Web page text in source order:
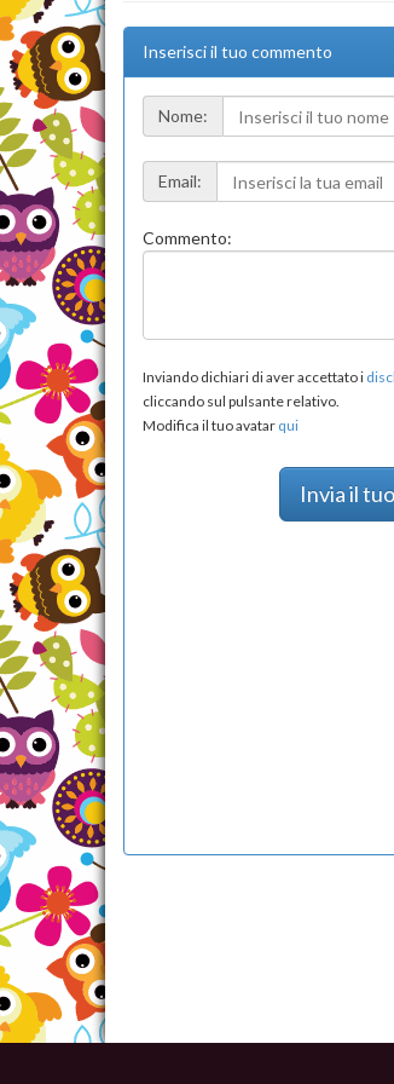
Inserisci il tuo commento
Nome:
Email:
Commento:
Inviando dichiari di aver accettato i
cliccando sul pulsante relativo.
Modifica il tuo avatar qui
Invia il